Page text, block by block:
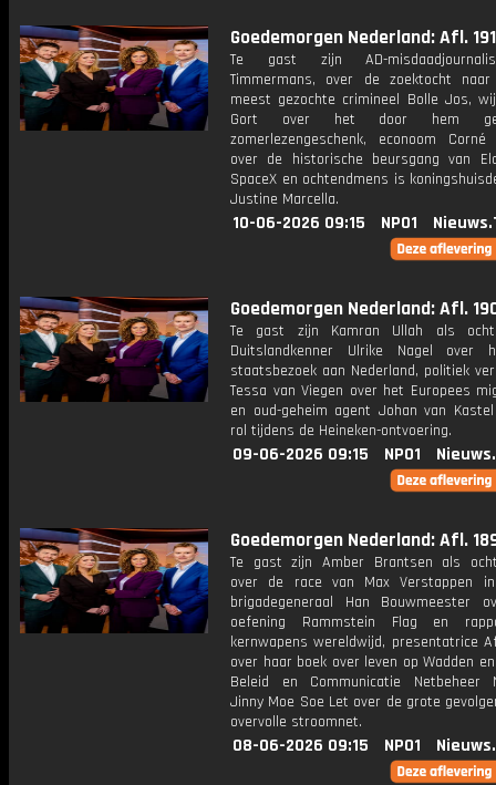
Goedemorgen Nederland: Afl. 191
Te gast zijn AD-
Timmermans, over de zoektocht
meest gezochte crimineel Bolle Jos,
Gort over het door hem
zomerlezengeschenk, econoom
over de historische beursgang van
SpaceX en ochtendmens is
Justine Marcella.
10-06-2026 09:15 NPO1
Goedemorgen Nederland: Afl.
Te gast zijn Kamran Ullah als
Duitslandkenner Ulrike Nagel over
staatsbezoek aan Nederland, politiek
Tessa van Viegen over het Europees
en oud-geheim agent Johan van
rol tijdens de Heineken-ontvoering.
09-06-2026 09:15 NPO1
Goedemorgen Nederland: Afl.
Te gast zijn Amber Brantsen als
over de race van Max Verstappen in
brigadegeneraal Han Bouwmeester
oefening Rammstein Flag en
kernwapens wereldwijd, presentatrice
over haar boek over leven op Wadden
Beleid en Communicatie Netbeheer
Jinny Moe Soe Let over de grote
overvolle stroomnet.
08-06-2026 09:15 NPO1